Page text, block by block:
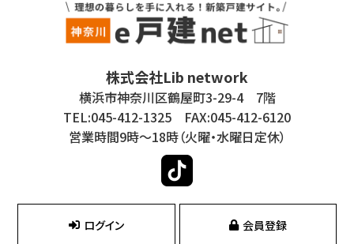
株式会社Lib network
横浜市神奈川区鶴屋町3-29-4 7階
TEL:045-412-1325 FAX:045-412-6120
営業時間9時～18時（火曜・水曜日定休）
ログイン 会員登録